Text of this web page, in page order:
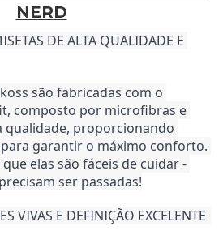
NERD
DE ALTA QUALIDADE E
são fabricadas com o
composto por microfibras e
qualidade, proporcionando
garantir o máximo conforto.
elas são fáceis de cuidar -
ser passadas!
VIVAS E DEFINIÇÃO EXCELENTE